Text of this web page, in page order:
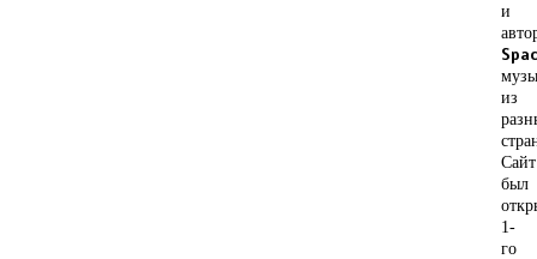
и
из
Сайт
был
1-
го